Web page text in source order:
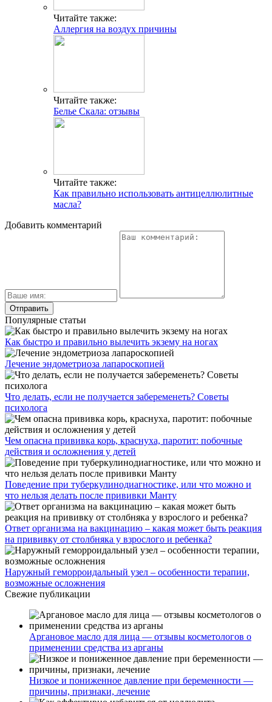
Читайте также:
Аллергия на воздух причины
Читайте также:
Белье Скала: отзывы
Читайте также:
Как правильно использовать антицеллюлитные
масла?
Добавить комментарий
Популярные статьи
Как быстро и правильно вылечить экзему на ногах
Лечение эндометриоза лапароскопией
Что делать, если не получается забеременеть? Советы
психолога
Чем опасна прививка корь, краснуха, паротит: побочные
действия и осложнения у детей
Поведение при туберкулинодиагностике, или что можно и
что нельзя делать после прививки Манту
Ответ организма на вакцинацию – какая может быть реакция
на прививку от столбняка у взрослого и ребенка?
Наружный геморроидальный узел – особенности терапии,
возможные осложнения
Свежие публикации
Аргановое масло для лица — отзывы косметологов о
применении средства из арганы
Низкое и пониженное давление при беременности —
причины, признаки, лечение